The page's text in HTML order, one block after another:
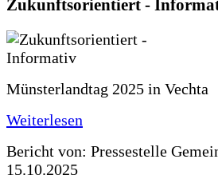
Zukunftsorientiert -
Münsterlandtag 2025 in Vechta
Weiterlesen
Bericht von: Pressestelle
15.10.2025